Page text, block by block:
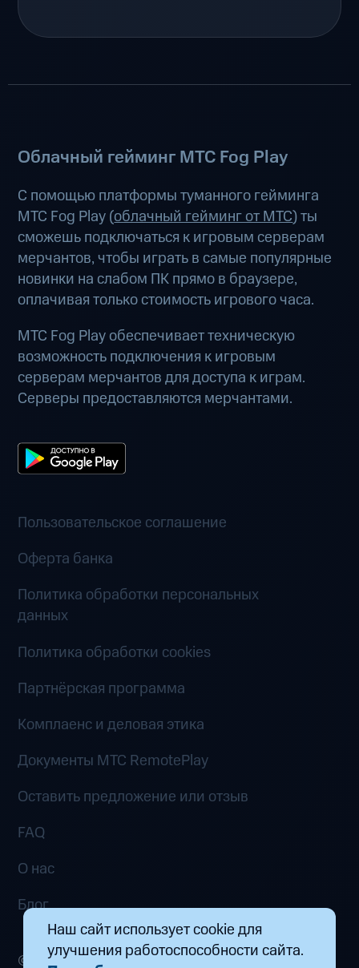
Наш сайт использует cookie для
улучшения работоспособности сайта.
Облачный гейминг МТС Fog Play
С помощью платформы туманного гейминга
МТС Fog Play (облачный гейминг от МТС) ты
сможешь подключаться к игровым серверам
мерчантов, чтобы играть в самые популярные
новинки на слабом ПК прямо в браузере,
оплачивая только стоимость игрового часа.
МТС Fog Play обеспечивает техническую
возможность подключения к игровым
серверам мерчантов для доступа к играм.
Серверы предоставляются мерчантами.
Пользовательское соглашение
Оферта банка
Политика обработки персональных
данных
Политика обработки cookies
Партнёрская программа
Комплаенс и деловая этика
Документы MTC RemotePlay
Оставить предложение или отзыв
FAQ
О нас
Блог
© 2026 ООО «Маркетплейс распределенных